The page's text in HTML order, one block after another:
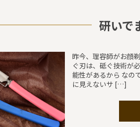
研いで
昨今、理容師がお顔
ぐ刃は、砥ぐ技術が
能性があるから なの
に見えないサ […]